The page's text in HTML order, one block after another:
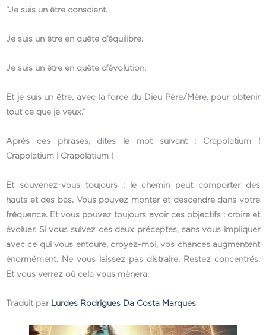
“Je suis un être conscient.
Je suis un être en quête d’équilibre.
Je suis un être en quête d’évolution.
Et je suis un être, avec la force du Dieu Père/Mère, pour obtenir
tout ce que je veux.”
Après ces phrases, dites le mot suivant : Crapolatium !
Crapolatium ! Crapolatium !
Et souvenez-vous toujours : le chemin peut comporter des
hauts et des bas. Vous pouvez monter et descendre dans votre
fréquence. Et vous pouvez toujours avoir ces objectifs : croire et
évoluer. Si vous suivez ces deux préceptes, sans vous impliquer
avec ce qui vous entoure, croyez-moi, vos chances augmentent
énormément. Ne vous laissez pas distraire. Restez concentrés.
Et vous verrez où cela vous mènera.
Traduit par Lurdes Rodrigues Da Costa Marques